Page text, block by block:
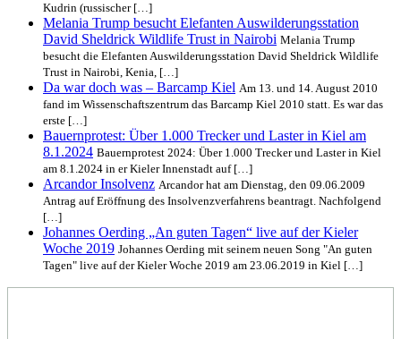
Kudrin (russischer […]
Melania Trump besucht Elefanten Auswilderungsstation
David Sheldrick Wildlife Trust in Nairobi Melania Trump
besucht die Elefanten Auswilderungsstation David Sheldrick Wildlife
Trust in Nairobi, Kenia, […]
Da war doch was – Barcamp Kiel Am 13. und 14. August 2010
fand im Wissenschaftszentrum das Barcamp Kiel 2010 statt. Es war das
erste […]
Bauernprotest: Über 1.000 Trecker und Laster in Kiel am
8.1.2024 Bauernprotest 2024: Über 1.000 Trecker und Laster in Kiel
am 8.1.2024 in er Kieler Innenstadt auf […]
Arcandor Insolvenz Arcandor hat am Dienstag, den 09.06.2009
Antrag auf Eröffnung des Insolvenzverfahrens beantragt. Nachfolgend
[…]
Johannes Oerding „An guten Tagen“ live auf der Kieler
Woche 2019 Johannes Oerding mit seinem neuen Song "An guten
Tagen" live auf der Kieler Woche 2019 am 23.06.2019 in Kiel […]